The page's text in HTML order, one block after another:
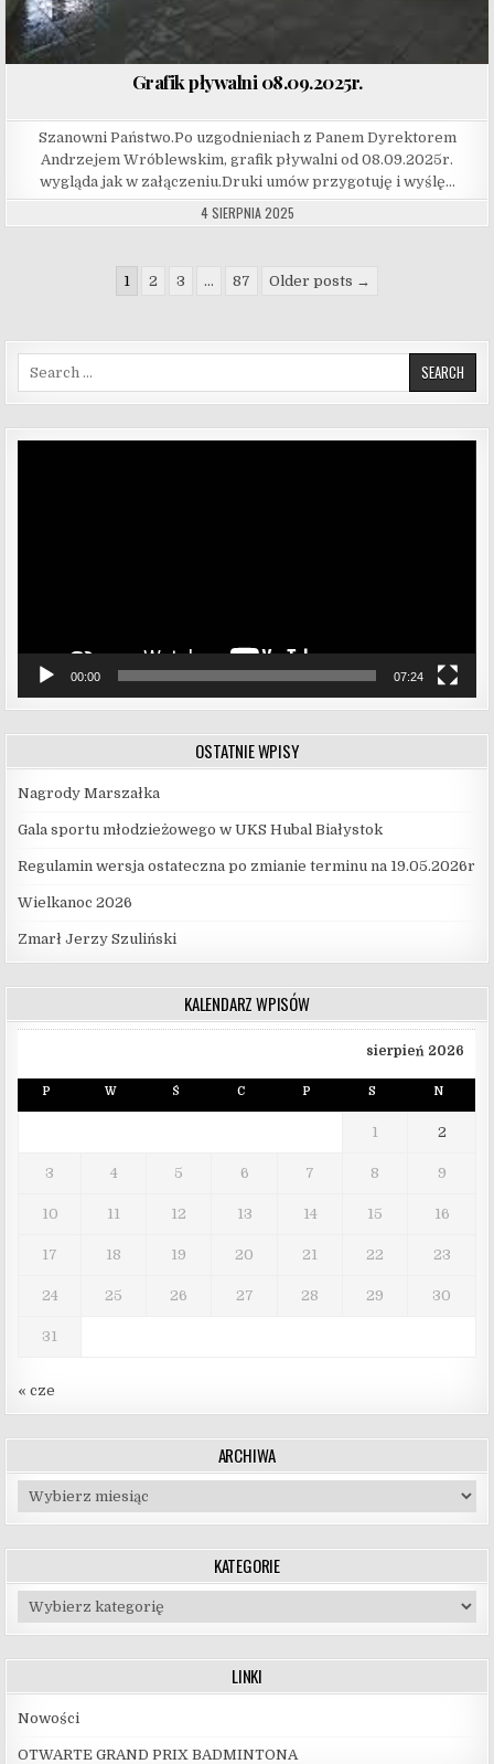
Grafik pływalni 08.09.2025r.
Szanowni Państwo.Po uzgodnieniach z Panem Dyrektorem
Andrzejem Wróblewskim, grafik pływalni od 08.09.2025r.
wygląda jak w załączeniu.Druki umów przygotuję i wyślę…
4 SIERPNIA 2025
Stronicowanie wpisów
1 2 3 … 87 Older posts →
00:00 07:24
OSTATNIE WPISY
Nagrody Marszałka
Gala sportu młodzieżowego w UKS Hubal Białystok
Regulamin wersja ostateczna po zmianie terminu na 19.05.2026r
Wielkanoc 2026
Zmarł Jerzy Szuliński
KALENDARZ WPISÓW
sierpień 2026
P W Ś C P S N
1 2
3 4 5 6 7 8 9
10 11 12 13 14 15 16
17 18 19 20 21 22 23
24 25 26 27 28 29 30
31
« cze
ARCHIWA
Archiwa
KATEGORIE
Kategorie
LINKI
Nowości
OTWARTE GRAND PRIX BADMINTONA